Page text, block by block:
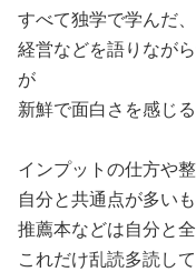
すべて独学で学んだ、
経営などを語りなが
が
新鮮で面白さを感じる
インプットの仕方や
自分と共通点が多いも
推薦本などは自分と
これだけ乱読多読し